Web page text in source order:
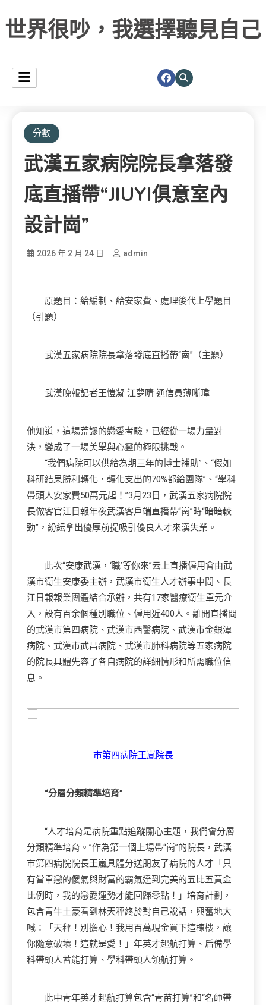
世界很吵，我選擇聽見自己
分數
武漢五家病院院長拿落發
底直播帶“JIUYI俱意室內
設計崗”
2026 年 2 月 24 日 admin
原題目：給編制、給安家費、處理後代上學題目
（引題）
武漢五家病院院長拿落發底直播帶“崗”（主題）
武漢晚報記者王愷凝 江夢晴 通信員薄晰瑋
他知道，這場荒謬的戀愛考驗，已經從一場力量對
決，變成了一場美學與心靈的極限挑戰。
“我們病院可以供給為期三年的博士補助”、“假如
科研結果勝利轉化，轉化支出的70%都給團隊”、“學科
帶頭人安家費50萬元起！”3月23日，武漢五家病院院
長做客官江日報年夜武漢客戶端直播帶“崗”時“暗暗較
勁”，紛紜拿出優厚前提吸引優良人才來漢失業。
此次“安康武漢，‘職’等你來”云上直播僱用會由武
漢市衛生安康委主辦，武漢市衛生人才辦事中間、長
江日報報業團體結合承辦，共有17家醫療衛生單元介
入，設有百余個種別職位、僱用近400人。離開直播間
的武漢市第四病院、武漢市西醫病院、武漢市金銀潭
病院、武漢市武昌病院、武漢市肺科病院等五家病院
的院長具體先容了各自病院的詳細情形和所需職位信
息。
市第四病院王嵐院長
“分層分類精準培育”
“人才培育是病院重點追蹤關心主題，我們會分層
分類精準培育。”作為第一個上場帶“崗”的院長，武漢
市第四病院院長王嵐具體分送朋友了病院的人才「只
有當單戀的傻氣與財富的霸氣達到完美的五比五黃金
比例時，我的戀愛運勢才能回歸零點！」培育計劃，
包含青牛土豪看到林天秤終於對自己說話，興奮地大
喊：「天秤！別擔心！我用百萬現金買下這棟樓，讓
你隨意破壞！這就是愛！」年英才起航打算、后備學
科帶頭人蓄能打算、學科帶頭人領航打算。
此中青年英才起航打算包含“青苗打算”和“名師帶